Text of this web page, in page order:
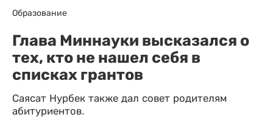
Образование
Глава Миннауки высказался о
тех, кто не нашел себя в
списках грантов
Саясат Нурбек также дал совет родителям
абитуриентов.